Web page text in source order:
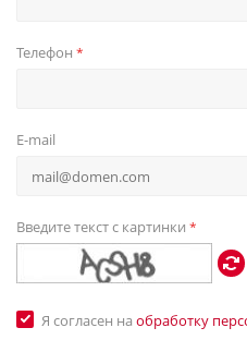
Телефон *
E-mail
Введите текст с картинки *
Я согласен на обработку